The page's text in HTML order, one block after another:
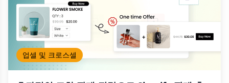
업셀 및 크로스셀